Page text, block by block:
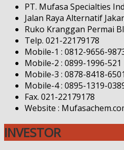
PT. Mufasa Specialties
Jalan Raya Alternatif
Ruko Kranggan Permai
Telp. 021-22179178
Mobile-1 : 0812-9656-
Mobile-2 : 0899-1996-521
Mobile-3 : 0878-8418-6501
Mobile-4 : 0895-1319-
Fax. 021-22179178
Website :
INVESTOR